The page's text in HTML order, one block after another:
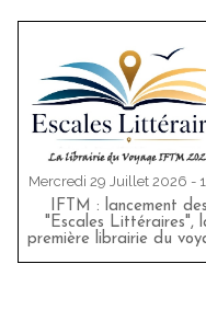
Mercredi 29 Juillet 2026 -
IFTM : lancement des
"Escales Littéraires",
première librairie du